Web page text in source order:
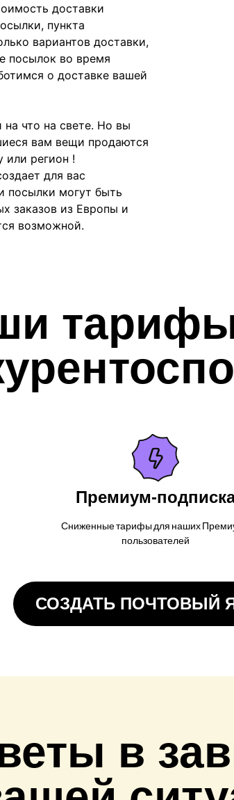
доставки
пункта
вариантов доставки,
посылок во время
о доставке вашей
что на свете. Но вы
вам вещи продаются
или регион !
для вас
посылки могут быть
заказов из Европы и
возможной.
Премиум-
Сниженные тарифы для наших
пользователей
СОЗДАТЬ ПОЧТОВЫЙ
в